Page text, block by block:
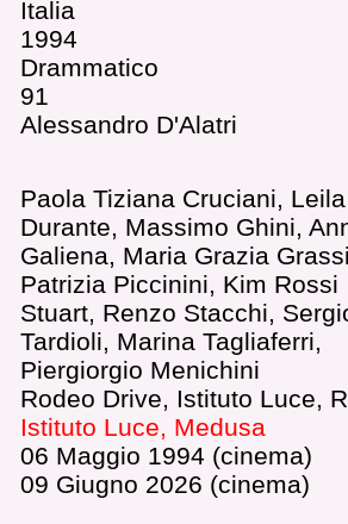
Italia
1994
Drammatico
91
Alessandro D'Alatri
Paola Tiziana Cruciani, Leila
Durante, Massimo Ghini,
Galiena, Maria Grazia
Patrizia Piccinini, Kim Rossi
Stuart, Renzo Stacchi,
Tardioli, Marina Tagliaferri,
Piergiorgio Menichini
Rodeo Drive, Istituto Luce,
Istituto Luce, Medusa
06 Maggio 1994 (cinema)
09 Giugno 2026 (cinema)